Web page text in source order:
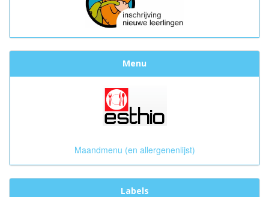
Menu
Maandmenu (en allergenenlijst)
Labels